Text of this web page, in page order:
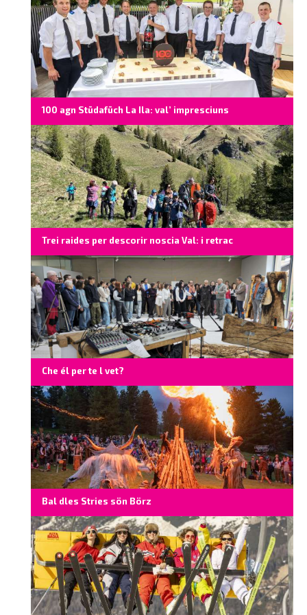
100 agn Stüdafüch La Ila: val’ impresciuns
Trei raides per descorir noscia Val: i retrac
Che él per te l vet?
Bal dles Stries sön Börz